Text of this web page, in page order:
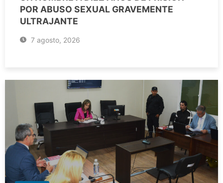
POR ABUSO SEXUAL GRAVEMENTE
ULTRAJANTE
7 agosto, 2026